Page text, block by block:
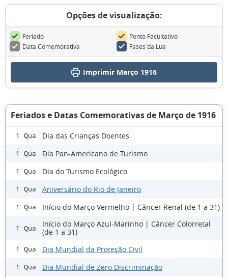
Opções de visualização:
Feriado
Ponto Facultativo
Data Comemorativa
Fases da Lua
Imprimir Março 1916
Feriados e Datas Comemorativas de Março de 1916
1 Qua Dia das Crianças Doentes
1 Qua Dia Pan-Americano de Turismo
1 Qua Dia do Turismo Ecológico
1 Qua Aniversário do Rio de Janeiro
1 Qua Início do Março Vermelho | Câncer Renal (de 1 a 31)
1 Qua
Início do Março Azul-Marinho | Câncer Colorretal
(de 1 a 31)
1 Qua Dia Mundial da Proteção Civil
1 Qua Dia Mundial de Zero Discriminação